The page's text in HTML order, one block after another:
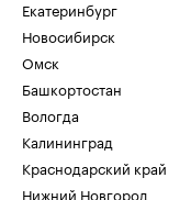
Екатеринбург
Новосибирск
Омск
Башкортостан
Вологда
Калининград
Краснодарский край
Нижний Новгород